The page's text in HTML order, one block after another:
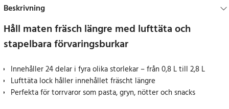
Beskrivning
Håll maten fräsch längre med lufttäta och
stapelbara förvaringsburkar
Innehåller 24 delar i fyra olika storlekar – från 0,8 L till 2,8 L
Lufttäta lock håller innehållet fräscht längre
Perfekta för torrvaror som pasta, gryn, nötter och snacks